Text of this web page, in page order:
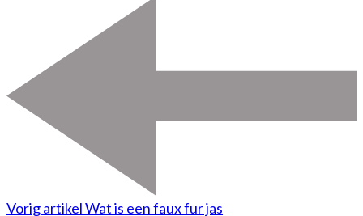
Vorig artikelWat is een faux fur jas